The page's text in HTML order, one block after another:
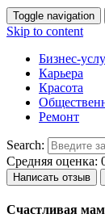
Toggle navigation
Skip to content
Бизнес-
Карьера
Красота
Ремонт
Search:
Средняя оценка:
Написать отзыв
Счастливая